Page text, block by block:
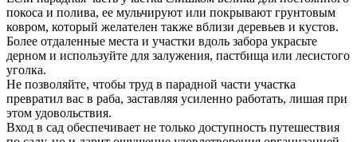
покоса и полива, ее мульчируют или покрывают грунтовым
ковром, который желателен также вблизи деревьев и кустов.
Более отдаленные места и участки вдоль забора украсьте
дерном и используйте для залужения, пастбища или лесистого
уголка.
Не позволяйте, чтобы труд в парадной части участка
превратил вас в раба, заставляя усиленно работать, лишая при
этом удовольствия.
Вход в сад обеспечивает не только доступность путешествия